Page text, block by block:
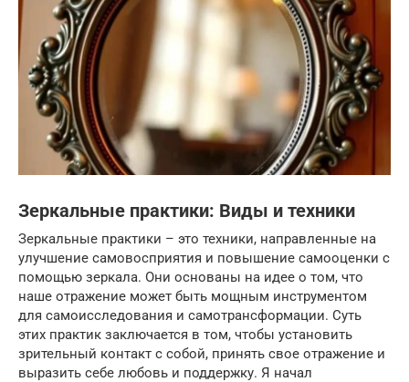
Зеркальные практики: Виды и техники
Зеркальные практики – это техники, направленные на
улучшение самовосприятия и повышение самооценки с
помощью зеркала. Они основаны на идее о том, что
наше отражение может быть мощным инструментом
для самоисследования и самотрансформации. Суть
этих практик заключается в том, чтобы установить
зрительный контакт с собой, принять свое отражение и
выразить себе любовь и поддержку. Я начал